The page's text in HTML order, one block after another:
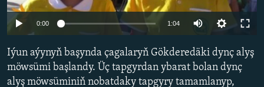
0:00 1:04
Iýun aýynyň başynda çagalaryň Gökderedäki dynç alyş
möwsümi başlandy. Üç tapgyrdan ybarat bolan dynç
alyş möwsüminiň nobatdaky tapgyry tamamlanyp,